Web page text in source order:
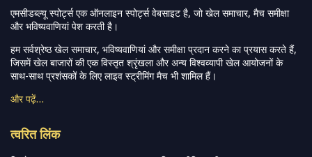
एमसीडब्ल्यू स्पोर्ट्स एक ऑनलाइन स्पोर्ट्स वेबसाइट है, जो खेल समाचार, मैच समीक्षा
और भविष्यवाणियां पेश करती है।
हम सर्वश्रेष्ठ खेल समाचार, भविष्यवाणियां और समीक्षा प्रदान करने का प्रयास करते हैं,
जिसमें खेल बाजारों की एक विस्तृत श्रृंखला और अन्य विश्वव्यापी खेल आयोजनों के
साथ-साथ प्रशंसकों के लिए लाइव स्ट्रीमिंग मैच भी शामिल हैं।
और पढ़ें…
त्वरित लिंक